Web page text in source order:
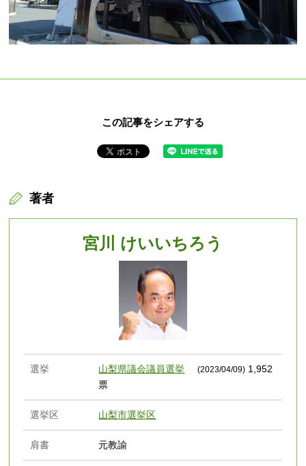
この記事をシェアする
著者
宮川 けいいちろう
選挙 山梨県議会議員選挙 (2023/04/09) 1,952
票
選挙区 山梨市選挙区
肩書 元教諭